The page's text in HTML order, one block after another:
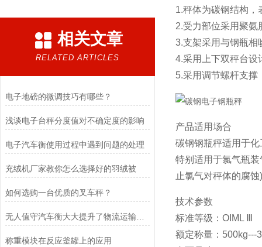
相关文章
RELATED ARTICLES
电子地磅的微调技巧有哪些？
浅谈电子台秤分度值对不确定度的影响
电子汽车衡使用过程中遇到问题的处理
充绒机厂家教你怎么选择好的羽绒被
如何选购一台优质的叉车秤？
称重模块在反应釜罐上的应用
1.秤体为碳钢结构
2.受力部位采用聚氨
3.支架采用与钢瓶相
4.采用上下双秤台设
5.采用调节螺杆支撑
产品适用场合
碳钢钢瓶秤适用于
特别适用于氯气瓶
止氯气对秤体的腐蚀
技术参数
标准等级：OIML Ⅲ
额定称量：500kg---